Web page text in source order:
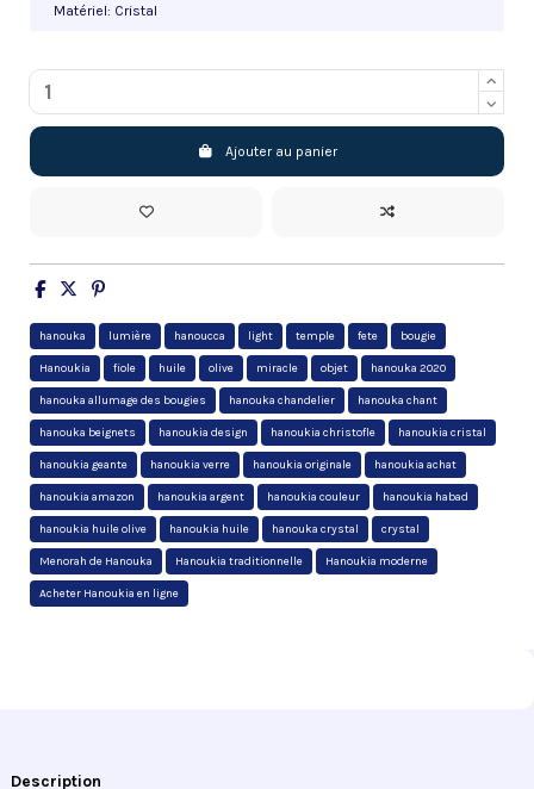
Matériel: Cristal
Ajouter au panier
hanouka lumière hanoucca light temple fete bougie
Hanoukia fiole huile olive miracle objet hanouka 2020
hanouka allumage des bougies hanouka chandelier hanouka chant
hanouka beignets hanoukia design hanoukia christofle hanoukia cristal
hanoukia geante hanoukia verre hanoukia originale hanoukia achat
hanoukia amazon hanoukia argent hanoukia couleur hanoukia habad
hanoukia huile olive hanoukia huile hanouka crystal crystal
Menorah de Hanouka Hanoukia traditionnelle Hanoukia moderne
Acheter Hanoukia en ligne
Description